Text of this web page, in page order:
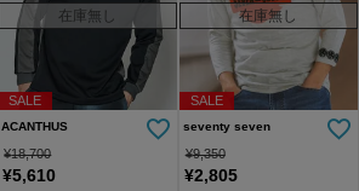
SALE
在庫無し
ACANTHUS
¥18,700
¥5,610
SALE
在庫無し
seventy seven
¥9,350
¥2,805